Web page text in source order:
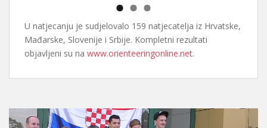
U natjecanju je sudjelovalo 159 natjecatelja iz Hrvatske,
Mađarske, Slovenije i Srbije. Kompletni rezultati
objavljeni su na www.orienteeringonline.net.